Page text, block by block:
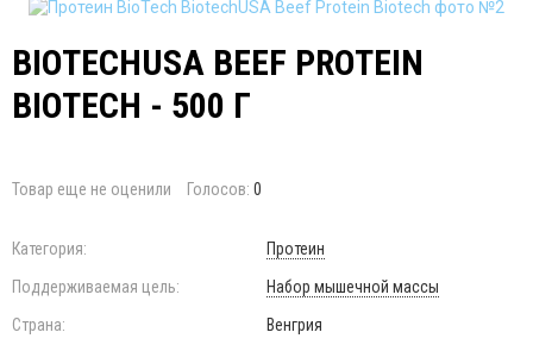
BIOTECHUSA BEEF PROTEIN
BIOTECH - 500 Г
Товар еще не оценили Голосов: 0
Категория:
Протеин
Поддерживаемая цель:
Набор мышечной массы
Страна:
Венгрия